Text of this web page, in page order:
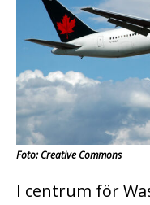
Foto: Creative Commons
I centrum för